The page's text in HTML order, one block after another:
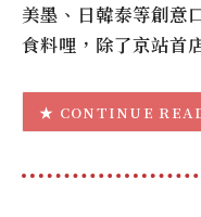
美墨、日韓泰等創意
食料哩，除了京站首
CONTINUE